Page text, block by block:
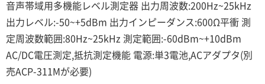
音声帯域用多機能レベル測定器 出力周波数:200Hz~25kHz
出力レベル:-50~+5dBm 出力インピーダンス:600Ω平衝 測
定周波数範囲:80Hz~25kHz 測定範囲:-60dBm~+10dBm
AC/DC電圧測定,抵抗測定機能 電源:単3電池,ACアダプタ(別
売ACP-311Mが必要)